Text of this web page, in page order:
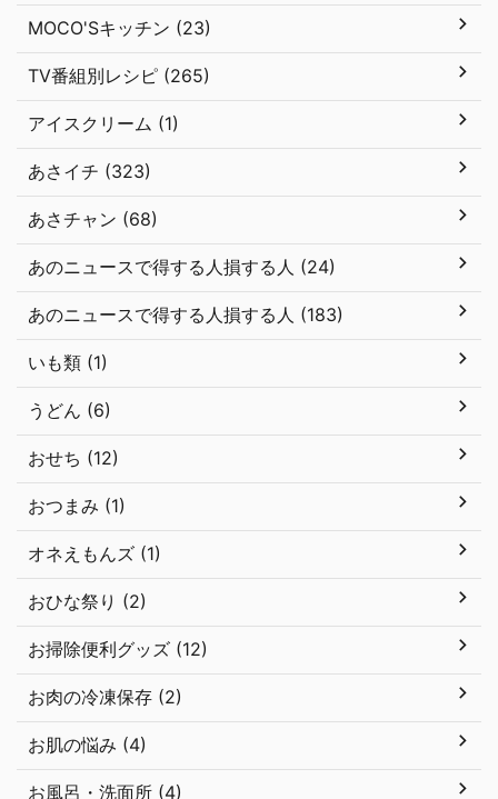
MOCO'Sキッチン (23)
TV番組別レシピ (265)
アイスクリーム (1)
あさイチ (323)
あさチャン (68)
あのニュースで得する人損する人 (24)
あのニュースで得する人損する人 (183)
いも類 (1)
うどん (6)
おせち (12)
おつまみ (1)
オネえもんズ (1)
おひな祭り (2)
お掃除便利グッズ (12)
お肉の冷凍保存 (2)
お肌の悩み (4)
お風呂・洗面所 (4)